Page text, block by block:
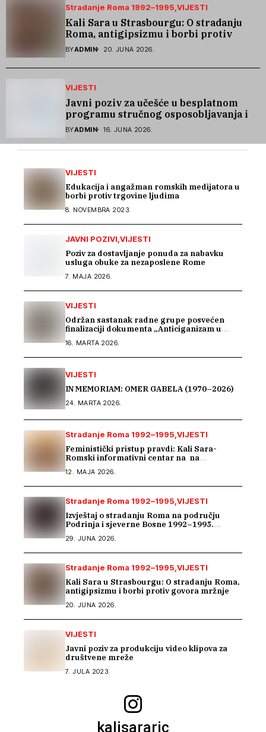
Stradanje Roma 1992–1995 VIJESTI
Kali Sara u Strasbourgu: O stradanju
Roma, antigipsizmu i borbi protiv
govora mržnje
BYADMIN 20. JUNA 2026.
VIJESTI
Javni poziv za učešće u besplatnom
programu stručnog osposobljavanja i
podrške pri zapošljavanju
BYADMIN 16. JUNA 2026.
VIJESTI
Edukacija i angažman romskih medijatora u
borbi protiv trgovine ljudima
8. NOVEMBRA 2023.
JAVNI POZIVI VIJESTI
Poziv za dostavljanje ponuda za nabavku
usluga obuke za nezaposlene Rome
7. MAJA 2026.
VIJESTI
Održan sastanak radne grupe posvećen
finalizaciji dokumenta „Anticiganizam u
16. MARTA 2026.
VIJESTI
IN MEMORIAM: OMER GABELA (1970–2026)
24. MARTA 2026.
Stradanje Roma 1992–1995 VIJESTI
Feministički pristup pravdi: Kali Sara-
Romski informativni centar na na
12. MAJA 2026.
Stradanje Roma 1992–1995 VIJESTI
Izvještaj o stradanju Roma na području
Podrinja i sjeverne Bosne 1992–1995.
29. JUNA 2026.
Stradanje Roma 1992–1995 VIJESTI
Kali Sara u Strasbourgu: O stradanju Roma,
antigipsizmu i borbi protiv govora mržnje
20. JUNA 2026.
VIJESTI
Javni poziv za produkciju video klipova za
društvene mreže
7. JULA 2023.
kalisararic